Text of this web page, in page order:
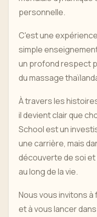
personnelle.
C'est une
simple
un profond respect
du massage
À travers les
il devient clair que
School est un
une carrière, mais
découverte de soi
au long de la vie.
Nous vous invitons
et à vous lancer